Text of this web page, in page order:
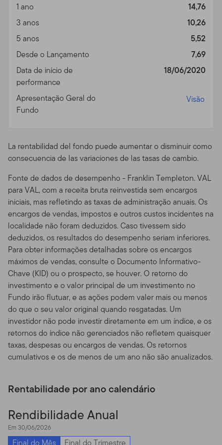
1 ano
14,76
3 anos
10,26
5 anos
5,52
Desde o Lançamento
7,69
Data de início de
performance
18/06/2020
Apresentação Geral do
Fundo
Visão
La rentabilidad del fondo puede aumentar o disminuir como
consecuencia de las variaciones de las tasas de cambio.
Fonte de dados de desempenho - Franklin Templeton. VAL
para VAL, com a receita bruta reinvestida sem encargos
iniciais, mas refletindo as taxas de administração anuais. Os
encargos de vendas, impostos e outros custos incidentes na
localidade não foram deduzidos. Caso tivessem sido
deduzidos, os resultados do desempenho seriam inferiores.
Para obter informações detalhadas sobre os encargos
máximos de vendas, consulte o Documento Informativo-
Chave (KID) ou o prospecto, se houver. O retorno do
investimento e o valor principal de um investimento no
Fundo irão flutuar, e as ações podem valer mais ou menos
do que o seu valor original quando resgatadas. Um
investidor não pode investir diretamente em um índice, e os
retornos do índice não gerenciados não refletem quaisquer
taxas, despesas ou encargos de vendas. Os retornos
cumulativos e os de menos de um ano não são anualizados.
Rentabilidade por ano calendário
Rendibilidade Anual
Em 30/06/2026
Final do Mês Final do Trimestre
recentes. Você não deve usar o site através de recursos
ou aparelhos que sejam programados para prover
menos que esses recursos sejam aprovados por nós.
Áreas Protegidas por Senha.
ou protegidas por senha do Site são restringidos apenas
a usuários autorizados. Você não pode obter ou tentar
obter acesso não autorizado a essas partes do Site, ou a
qualquer outro material ou informação através de
tentando acessar, ou mesmo acessando estas áreas
podem estar sujeitos a processos civis ou criminais.
Prospectos dos Fundos,
Performance, e Riscos de
Investimento
Disponibilidade de Prospectos.Para mais informações
sobre qualquer um dos fundos oferecidos, por favor
contate seu representante designado (consultor
financeiro) e obtenha um prospecto, ou faça o
download de um prospecto, que contém informações
importantes sobre os objetivos de cada fundo de
investimento, taxas de venda, despesas e
considerações sobre risco. Você deve ler os prospectos
com cuidado antes de investir ou enviar dinheiro.
Performance dos Fundos.O retorno de investimento e
o valor principal dos fundos vai flutuar com as
perda quando você vender suas cotas. O valor das
existir, pode subir ou cair.Performance anterior não
garante resultados futuros.Fundos e outros produtos
de investimento não são depósitos ou obrigações